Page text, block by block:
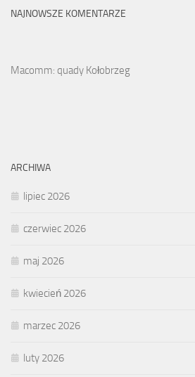
NAJNOWSZE KOMENTARZE
Macomm: quady Kołobrzeg
ARCHIWA
lipiec 2026
czerwiec 2026
maj 2026
kwiecień 2026
marzec 2026
luty 2026